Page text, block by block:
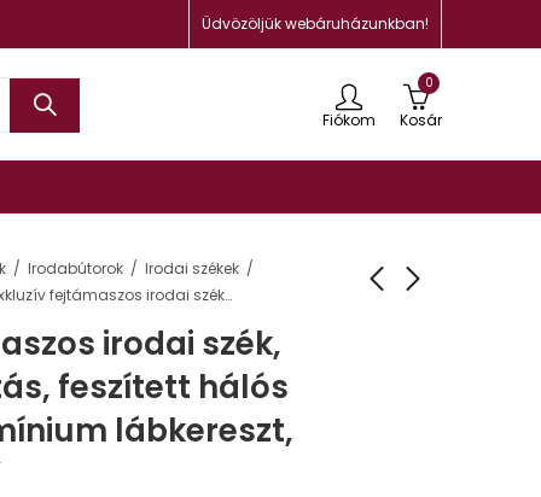
Üdvözöljük webáruházunkban!
Fiókom
0
Kosár
Irodabútorok
Irodai székek
Exkluzív fejtámaszos irodai szék, fekete bőrborítás, feszített hálós háttámla, alumínium lábkereszt, MAYAH “Maxy”
irodai szék,
feszített hálós
lábkereszt,